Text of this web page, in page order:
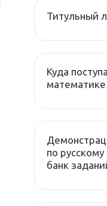
Титульный
Куда
по
банк